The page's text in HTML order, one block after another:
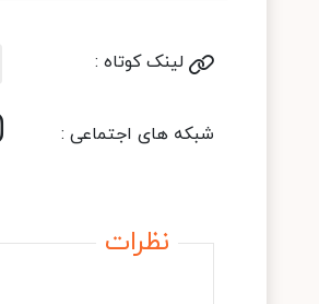
لینک کوتاه :
شبکه های اجتماعی :
نظرات